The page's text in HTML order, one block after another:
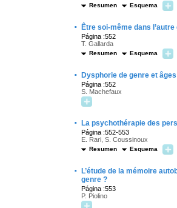
Resumen Esquema
· Être soi-même dans
Página :552
T. Gallarda
Resumen Esquema
· Dysphorie de genre et
Página :552
S. Machefaux
· La psychothérapie des
Página :552-553
E. Rari, S. Coussinoux
Resumen Esquema
·
L’étude de la mémoire
genre ?
Página :553
P. Piolino